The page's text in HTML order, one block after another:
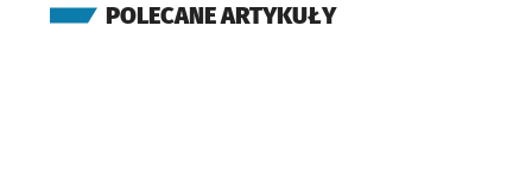
POLECANE ARTYKUŁY